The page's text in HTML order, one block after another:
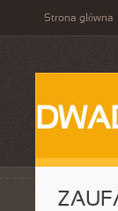
Strona główna